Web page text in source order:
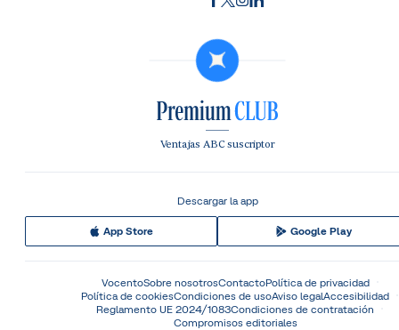
Ventajas ABC suscriptor
Descargar la app
App Store Google Play
VocentoSobre nosotrosContactoPolítica de privacidad
Política de cookiesCondiciones de usoAviso legalAccesibilidad
Reglamento UE 2024/1083Condiciones de contratación
Compromisos editoriales